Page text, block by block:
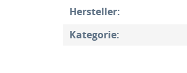
Hersteller:
Kategorie: